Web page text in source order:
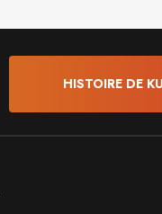
HISTOIRE DE